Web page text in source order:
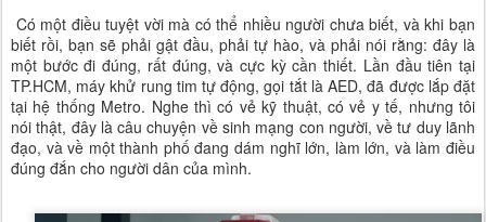
Có một điều tuyệt vời mà có thể nhiều người chưa biết, và khi bạn
biết rồi, bạn sẽ phải gật đầu, phải tự hào, và phải nói rằng: đây là
một bước đi đúng, rất đúng, và cực kỳ cần thiết. Lần đầu tiên tại
TP.HCM, máy khử rung tim tự động, gọi tắt là AED, đã được lắp đặt
tại hệ thống Metro. Nghe thì có vẻ kỹ thuật, có vẻ y tế, nhưng tôi
nói thật, đây là câu chuyện về sinh mạng con người, về tư duy lãnh
đạo, và về một thành phố đang dám nghĩ lớn, làm lớn, và làm điều
đúng đắn cho người dân của mình.